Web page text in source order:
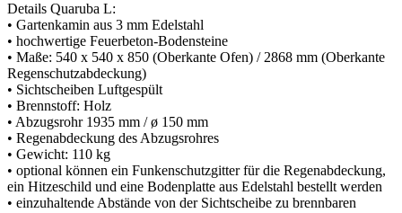
Details Quaruba L:
• Gartenkamin aus 3 mm Edelstahl
• hochwertige Feuerbeton-Bodensteine
• Maße: 540 x 540 x 850 (Oberkante Ofen) / 2868 mm (Oberkante
Regenschutzabdeckung)
• Sichtscheiben Luftgespült
• Brennstoff: Holz
• Abzugsrohr 1935 mm / ø 150 mm
• Regenabdeckung des Abzugsrohres
• Gewicht: 110 kg
• optional können ein Funkenschutzgitter für die Regenabdeckung,
ein Hitzeschild und eine Bodenplatte aus Edelstahl bestellt werden
• einzuhaltende Abstände von der Sichtscheibe zu brennbaren